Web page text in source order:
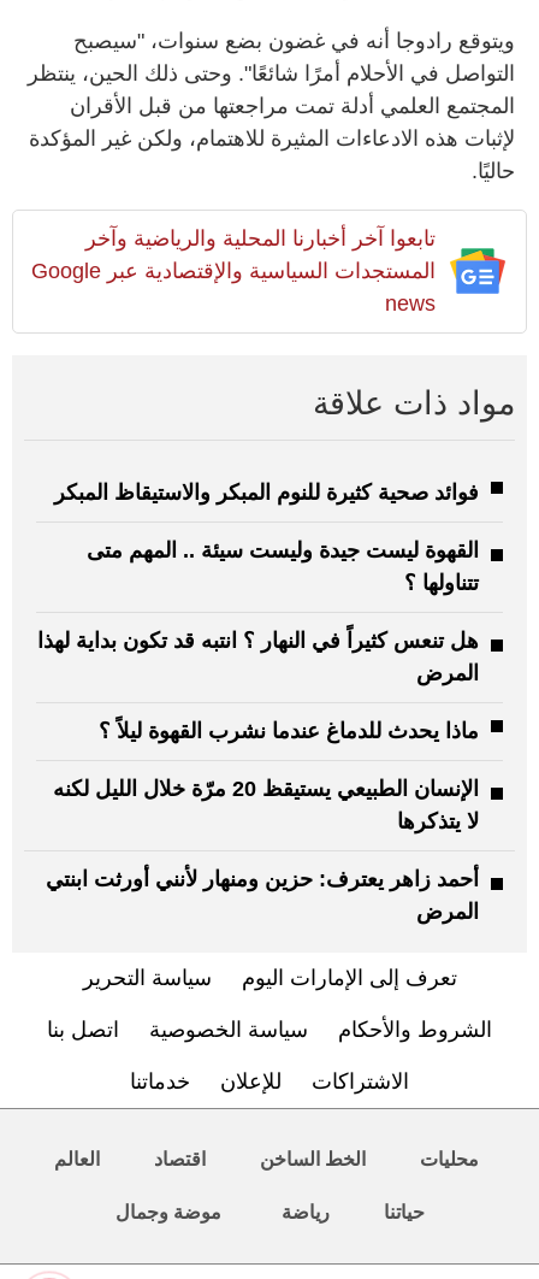
ويتوقع رادوجا أنه في غضون بضع سنوات، "سيصبح
التواصل في الأحلام أمرًا شائعًا". وحتى ذلك الحين، ينتظر
المجتمع العلمي أدلة تمت مراجعتها من قبل الأقران
لإثبات هذه الادعاءات المثيرة للاهتمام، ولكن غير المؤكدة
حاليًا.
تابعوا آخر أخبارنا المحلية والرياضية وآخر
المستجدات السياسية والإقتصادية عبر Google
news
مواد ذات علاقة
فوائد صحية كثيرة للنوم المبكر والاستيقاظ المبكر
القهوة ليست جيدة وليست سيئة .. المهم متى
تتناولها ؟
هل تنعس كثيراً في النهار ؟ انتبه قد تكون بداية لهذا
المرض
ماذا يحدث للدماغ عندما نشرب القهوة ليلاً ؟
الإنسان الطبيعي يستيقظ 20 مرّة خلال الليل لكنه
لا يتذكرها
أحمد زاهر يعترف: حزين ومنهار لأنني أورثت ابنتي
المرض
تعرف إلى الإمارات اليوم سياسة التحرير
الشروط والأحكام سياسة الخصوصية اتصل بنا
الاشتراكات للإعلان خدماتنا
محليات الخط الساخن اقتصاد العالم
حياتنا رياضة موضة وجمال